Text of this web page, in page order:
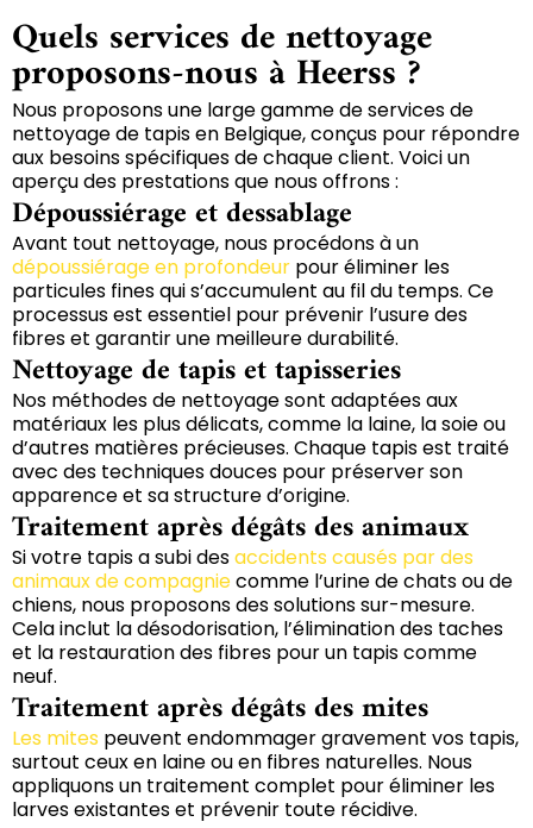
Quels services de nettoyage
proposons-nous à Heerss ?
Nous proposons une large gamme de services de
nettoyage de tapis en Belgique, conçus pour répondre
aux besoins spécifiques de chaque client. Voici un
aperçu des prestations que nous offrons :
Dépoussiérage et dessablage
Avant tout nettoyage, nous procédons à un
dépoussiérage en profondeur pour éliminer les
particules fines qui s’accumulent au fil du temps. Ce
processus est essentiel pour prévenir l’usure des
fibres et garantir une meilleure durabilité.
Nettoyage de tapis et tapisseries
Nos méthodes de nettoyage sont adaptées aux
matériaux les plus délicats, comme la laine, la soie ou
d’autres matières précieuses. Chaque tapis est traité
avec des techniques douces pour préserver son
apparence et sa structure d’origine.
Traitement après dégâts des animaux
Si votre tapis a subi desaccidents causés par des
animaux de compagniecomme l’urine de chats ou de
chiens, nous proposons des solutions sur-mesure.
Cela inclut la désodorisation, l’élimination des taches
et la restauration des fibres pour un tapis comme
neuf.
Traitement après dégâts des mites
Les mites peuvent endommager gravement vos tapis,
surtout ceux en laine ou en fibres naturelles. Nous
appliquons un traitement complet pour éliminer les
larves existantes et prévenir toute récidive.